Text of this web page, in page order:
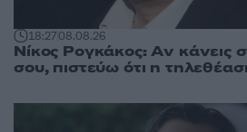
18:2708.08.26
Νίκος Ρογκάκος: Αν κάνεις
σου, πιστεύω ότι η